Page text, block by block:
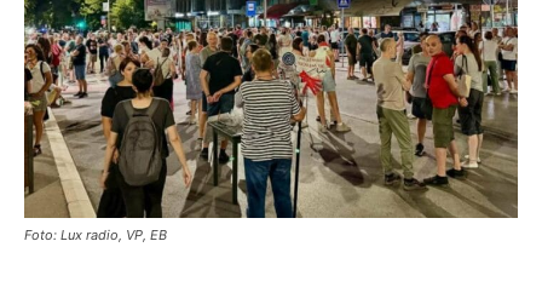
Foto: Lux radio, VP, EB